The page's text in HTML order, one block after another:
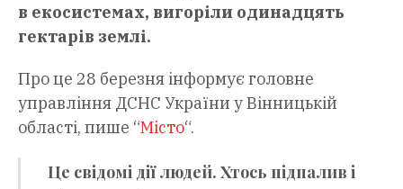
в екосистемах, вигоріли одинадцять
гектарів землі.
Про це 28 березня інформує головне
управління ДСНС України у Вінницькій
області, пише “Mісто“.
Це свідомі дії людей. Хтось підпалив і